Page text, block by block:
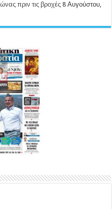
πριν τις βροχές 8 Αυγούστου,